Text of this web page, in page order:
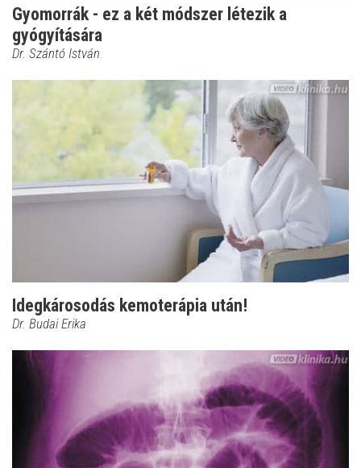
Gyomorrák - ez a két módszer létezik a
gyógyítására
Dr. Szántó István
Idegkárosodás kemoterápia után!
Dr. Budai Erika